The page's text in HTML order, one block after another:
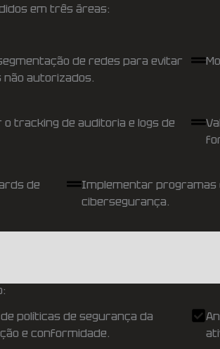
em três áreas:
de redes para evitar
não autorizados.
o tracking de auditoria e logs de
de
Implementar programas
cibersegurança.
políticas de segurança da
e conformidade.